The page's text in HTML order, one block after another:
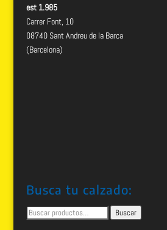
est 1.985
Carrer Font, 10
08740 Sant Andreu de la Barca
(Barcelona)
Busca tu calzado:
Buscar
por:
Buscar